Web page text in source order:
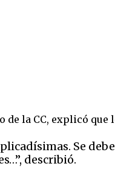
de la CC, explicó
Se
describió.